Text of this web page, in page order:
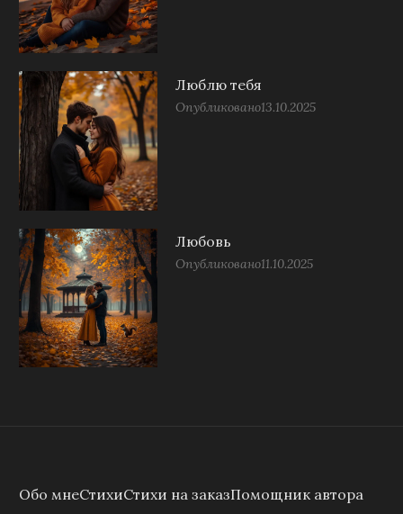
Люблю тебя
Опубликовано13.10.2025
Любовь
Опубликовано11.10.2025
Обо мнеСтихиСтихи на заказПомощник автора